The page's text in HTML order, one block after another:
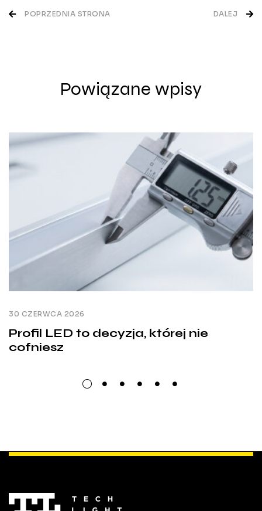
Nawigacja
POPRZEDNIA STRONA DALEJ
Powiązane wpisy
30 CZERWCA 2026
Profil LED to decyzja, której nie
cofniesz